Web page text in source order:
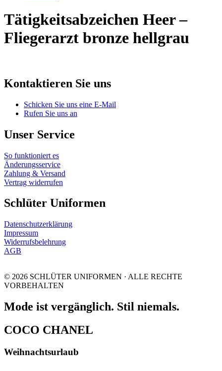
Tätigkeitsabzeichen Heer –
Fliegerarzt bronze hellgrau
Kontaktieren Sie uns
Schicken Sie uns eine E-Mail
Rufen Sie uns an
Unser Service
So funktioniert es
Änderungsservice
Zahlung & Versand
Vertrag widerrufen
Schlüter Uniformen
Datenschutzerklärung
Impressum
Widerrufsbelehrung
AGB
© 2026 SCHLÜTER UNIFORMEN · ALLE RECHTE
VORBEHALTEN
Mode ist vergänglich. Stil niemals.
COCO CHANEL
Weihnachtsurlaub